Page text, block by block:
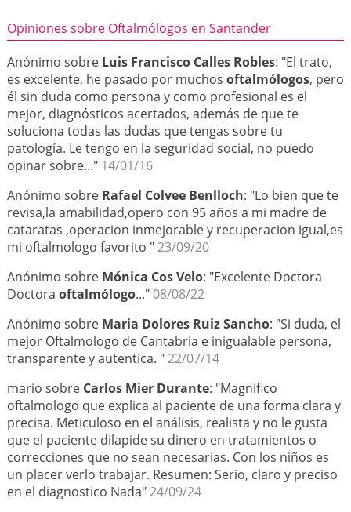
Opiniones sobre Oftalmólogos en Santander
Anónimo sobre Luis Francisco Calles Robles: "El trato,
es excelente, he pasado por muchos oftalmólogos, pero
él sin duda como persona y como profesional es el
mejor, diagnósticos acertados, además de que te
soluciona todas las dudas que tengas sobre tu
patología. Le tengo en la seguridad social, no puedo
opinar sobre..." 14/01/16
Anónimo sobre Rafael Colvee Benlloch: "Lo bien que te
revisa,la amabilidad,opero con 95 años a mi madre de
cataratas ,operacion inmejorable y recuperacion igual,es
mi oftalmologo favorito "23/09/20
Anónimo sobre Mónica Cos Velo: "Excelente Doctora
Doctora oftalmólogo..." 08/08/22
Anónimo sobre Maria Dolores Ruiz Sancho: "Si duda, el
mejor Oftalmologo de Cantabria e inigualable persona,
transparente y autentica. "22/07/14
mario sobre Carlos Mier Durante: "Magnifico
oftalmologo que explica al paciente de una forma clara y
precisa. Meticuloso en el análisis, realista y no le gusta
que el paciente dilapide su dinero en tratamientos o
correcciones que no sean necesarias. Con los niños es
un placer verlo trabajar. Resumen: Serio, claro y preciso
en el diagnostico Nada"24/09/24